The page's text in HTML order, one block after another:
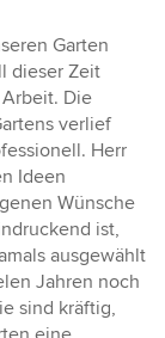
Garten
dieser Zeit
Die
verlief
Herr
Ideen
Wünsche
ist,
ausgewählt
Jahren noch
sind kräftig,